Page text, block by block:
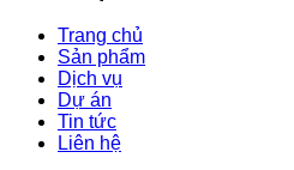
Trang chủ
Sản phẩm
Dịch vụ
Dự án
Tin tức
Liên hệ